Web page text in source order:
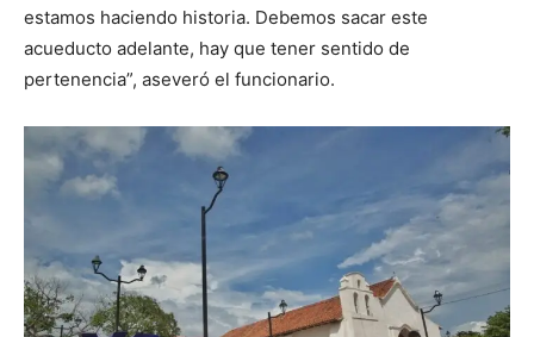
estamos haciendo historia. Debemos sacar este
acueducto adelante, hay que tener sentido de
pertenencia”, aseveró el funcionario.